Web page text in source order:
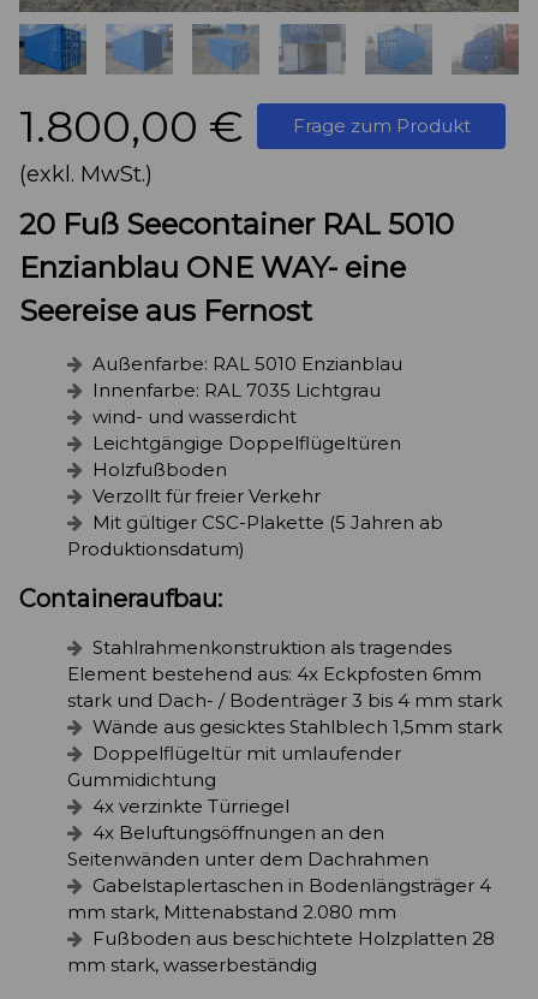
1.800,00 € Frage zum Produkt
(exkl. MwSt.)
20 Fuß Seecontainer RAL 5010
Enzianblau ONE WAY- eine
Seereise aus Fernost
Außenfarbe: RAL 5010 Enzianblau
Innenfarbe: RAL 7035 Lichtgrau
wind- und wasserdicht
Leichtgängige Doppelflügeltüren
Holzfußboden
Verzollt für freier Verkehr
Mit gültiger CSC-Plakette (5 Jahren ab
Produktionsdatum)
Containeraufbau:
Stahlrahmenkonstruktion als tragendes
Element bestehend aus: 4x Eckpfosten 6mm
stark und Dach- / Bodenträger 3 bis 4 mm stark
Wände aus gesicktes Stahlblech 1,5mm stark
Doppelflügeltür mit umlaufender
Gummidichtung
4x verzinkte Türriegel
4x Beluftungsöffnungen an den
Seitenwänden unter dem Dachrahmen
Gabelstaplertaschen in Bodenlängsträger 4
mm stark, Mittenabstand 2.080 mm
Fußboden aus beschichtete Holzplatten 28
mm stark, wasserbeständig